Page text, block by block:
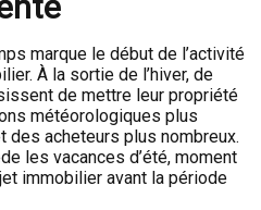
marque le début de l’activité
À la sortie de l’hiver, de
de mettre leur propriété
météorologiques plus
acheteurs plus nombreux.
les vacances d’été, moment
immobilier avant la période